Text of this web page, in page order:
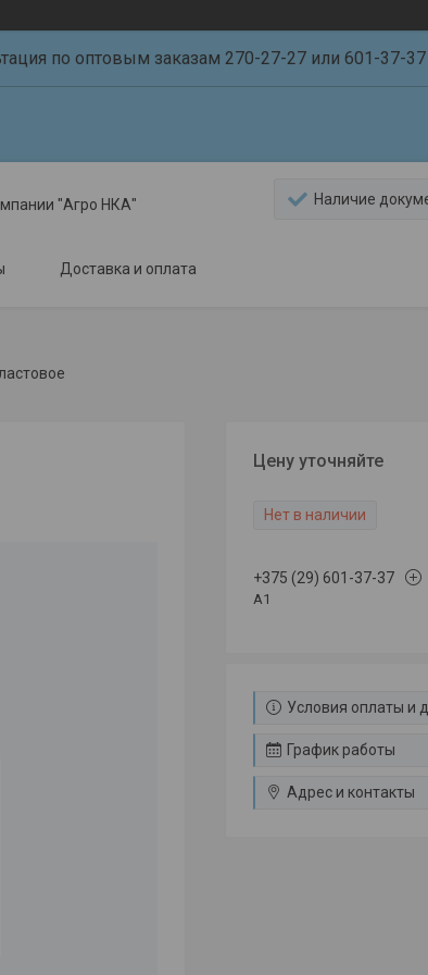
по оптовым заказам 270-27-27 или 601-37-37
"Агро НКА" Наличие
Доставка и оплата
Цену уточняйте
Нет в наличии
+375 (29) 601-37-37
A1
Условия оплаты и
График работы
Адрес и контакты